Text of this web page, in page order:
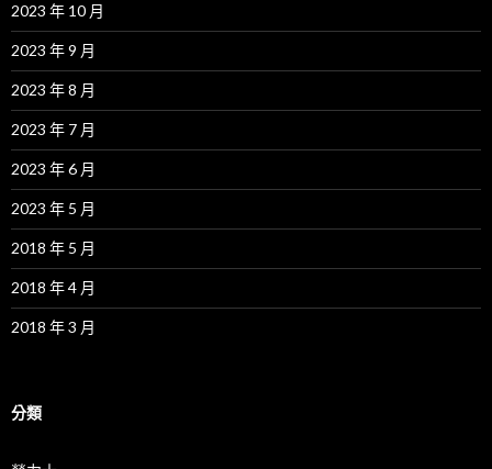
2023 年 10 月
2023 年 9 月
2023 年 8 月
2023 年 7 月
2023 年 6 月
2023 年 5 月
2018 年 5 月
2018 年 4 月
2018 年 3 月
分類